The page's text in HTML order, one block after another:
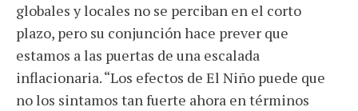
globales y locales no se perciban en el corto
plazo, pero su conjunción hace prever que
estamos a las puertas de una escalada
inflacionaria. “Los efectos de El Niño puede que
no los sintamos tan fuerte ahora en términos